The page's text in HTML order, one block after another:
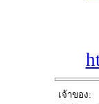
เจ้าของ: